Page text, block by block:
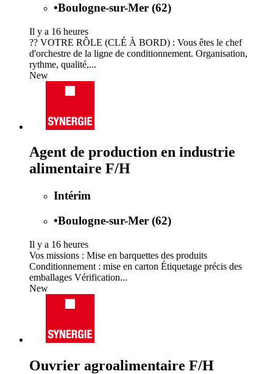
•Boulogne-sur-Mer (62)
Il y a 16 heures
?? VOTRE RÔLE (CLÉ À BORD) : Vous êtes le chef
d'orchestre de la ligne de conditionnement. Organisation,
rythme, qualité,...
New
Agent de production en industrie
alimentaire F/H
Intérim
•Boulogne-sur-Mer (62)
Il y a 16 heures
Vos missions : Mise en barquettes des produits
Conditionnement : mise en carton Étiquetage précis des
emballages Vérification...
New
Ouvrier agroalimentaire F/H